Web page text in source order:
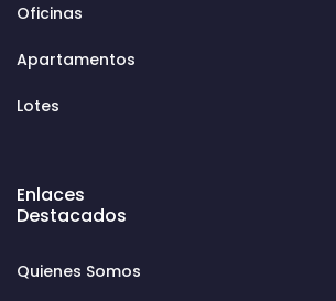
Oficinas
Apartamentos
Lotes
Enlaces
Destacados
Quienes Somos